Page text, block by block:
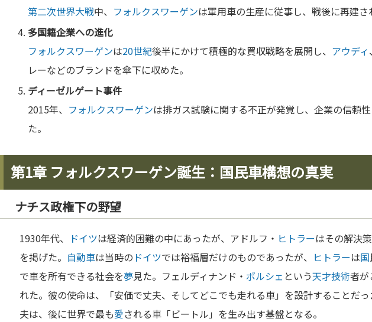
第二次世界大戦中、 フォルクスワーゲンは軍用車の生産に従事し、戦後に再建さ
多国籍企業への進化
フォルクスワーゲンは20世紀後半にかけて積極的な買収戦略を展開し、 アウディ、
レーなどのブランドを傘下に収めた。
ディーゼルゲート事件
2015年、 フォルクスワーゲンは排ガス試験に関する不正が発覚し、企業の信頼
た。
第1章 フォルクスワーゲン誕生：国民車構想の真実
ナチス政権下の野望
1930年代、 ドイツは経済的困難の中にあったが、アドルフ・ ヒトラーはその解決
を掲げた。 自動車は当時の ドイツでは裕福層だけのものであったが、 ヒトラーは国
で車を所有できる社会を夢見た。フェルディナンド・ ポルシェ という天才技術者が
れた。彼の使命は、「安価で丈夫、そしてどこでも走れる車」を設計することだっ
夫は、後に世界で最も愛される車「ビートル」を生み出す基盤となる。